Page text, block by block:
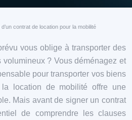
contrat de location pour la mobilité
vous oblige à transporter des
? Vous déménagez et
pour transporter vos biens
location de mobilité offre une
Mais avant de signer un contrat
de comprendre les clauses